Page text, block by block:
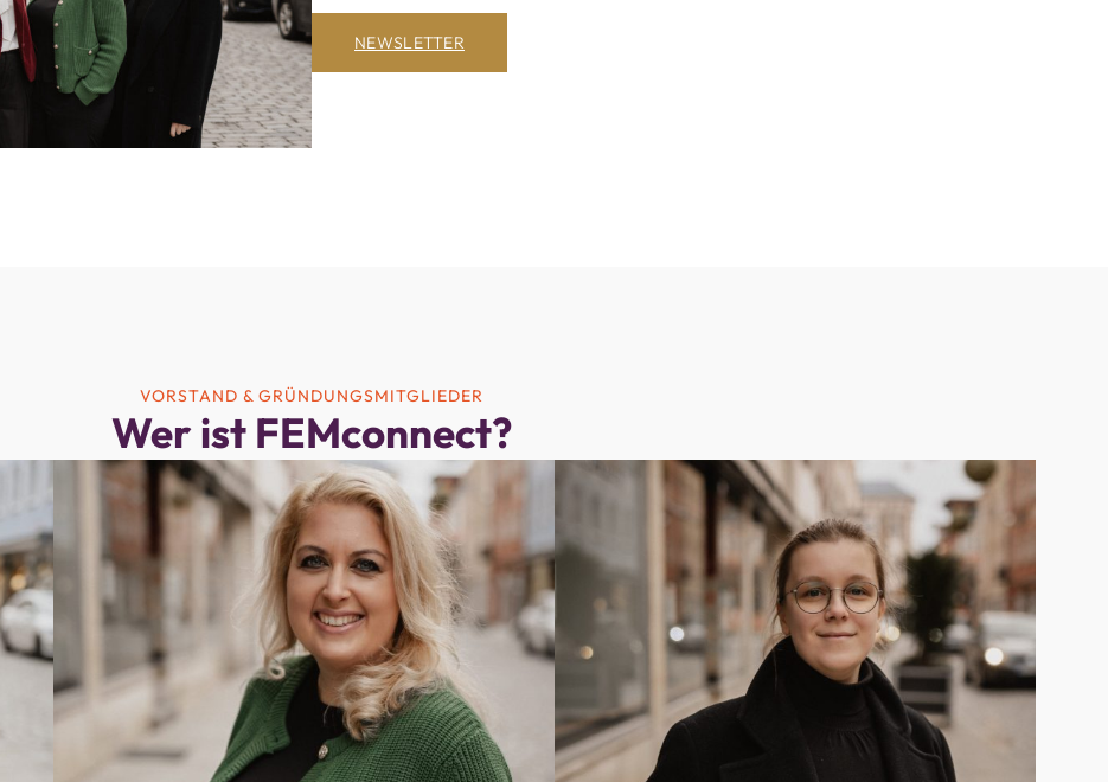
NEWSLETTER
VORSTAND & GRÜNDUNGSMITGLIEDER
Wer ist FEMconnect?